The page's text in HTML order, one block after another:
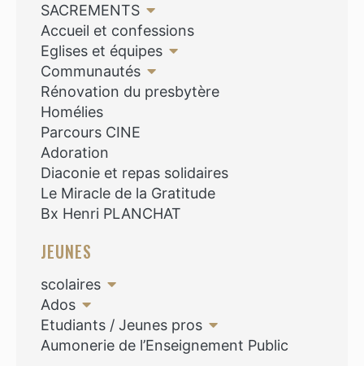
SACREMENTS
Accueil et confessions
Eglises et équipes
Communautés
Rénovation du presbytère
Homélies
Parcours CINE
Adoration
Diaconie et repas solidaires
Le Miracle de la Gratitude
Bx Henri PLANCHAT
JEUNES
scolaires
Ados
Etudiants / Jeunes pros
Aumonerie de l’Enseignement Public